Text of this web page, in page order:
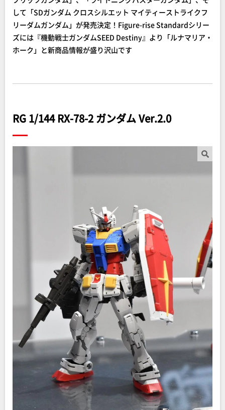
して「SDガンダム クロスシルエット マイティーストライクフ
リーダムガンダム」が発売決定！Figure-rise Standardシリー
ズには『機動戦士ガンダムSEED Destiny』より「ルナマリア・
ホーク」と新商品情報が盛り沢山です
RG 1/144 RX-78-2 ガンダム Ver.2.0